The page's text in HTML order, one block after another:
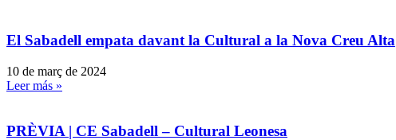
El Sabadell empata davant la Cultural a la Nova Creu Alta
10 de març de 2024
Leer más »
PRÈVIA | CE Sabadell – Cultural Leonesa